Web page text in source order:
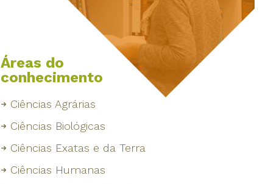
Áreas do
conhecimento
Ciências Agrárias
Ciências Biológicas
Ciências Exatas e da Terra
Ciências Humanas